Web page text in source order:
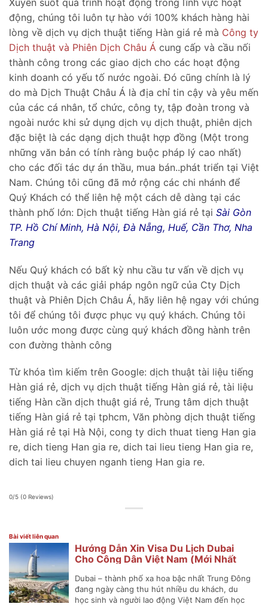
động, chúng tôi luôn tự hào với 100% khách hàng hài
lòng về dịch vụ dịch thuật tiếng Hàn giá rẻ mà Công ty
Dịch thuật và Phiên Dịch Châu Á cung cấp và cầu nối
thành công trong các giao dịch cho các hoạt động
kinh doanh có yếu tố nước ngoài. Đó cũng chính là lý
do mà Dịch Thuật Châu Á là địa chỉ tin cậy và yêu mến
của các cá nhân, tổ chức, công ty, tập đoàn trong và
ngoài nước khi sử dụng dịch vụ dịch thuật, phiên dịch
đặc biệt là các dạng dịch thuật hợp đồng (Một trong
những văn bản có tính ràng buộc pháp lý cao nhất)
cho các đối tác dự án thầu, mua bán..phát triển tại Việt
Nam. Chúng tôi cũng đã mở rộng các chi nhánh để
Quý Khách có thể liên hệ một cách dễ dàng tại các
thành phố lớn: Dịch thuật tiếng Hàn giá rẻ tại Sài Gòn
TP. Hồ Chí Minh, Hà Nội, Đà Nẵng, Huế, Cần Thơ, Nha
Trang
Nếu Quý khách có bất kỳ nhu cầu tư vấn về dịch vụ
dịch thuật và các giải pháp ngôn ngữ của Cty Dịch
thuật và Phiên Dịch Châu Á, hãy liên hệ ngay với chúng
tôi để chúng tôi được phục vụ quý khách. Chúng tôi
luôn ước mong được cùng quý khách đồng hành trên
con đường thành công
Từ khóa tìm kiếm trên Google: dịch thuật tài liệu tiếng
Hàn giá rẻ, dịch vụ dịch thuật tiếng Hàn giá rẻ, tài liệu
tiếng Hàn cần dịch thuật giá rẻ, Trung tâm dịch thuật
tiếng Hàn giá rẻ tại tphcm, Văn phòng dịch thuật tiếng
Hàn giá rẻ tại Hà Nội, cong ty dich thuat tieng Han gia
re, dich tieng Han gia re, dich tai lieu tieng Han gia re,
dich tai lieu chuyen nganh tieng Han gia re.
0/5 (0 Reviews)
Bài viết liên quan
Hướng Dẫn Xin Visa Du Lịch Dubai
Cho Công Dân Việt Nam (Mới Nhất
Dubai – thành phố xa hoa bậc nhất Trung Đông
đang ngày càng thu hút nhiều du khách, du
học sinh và người lao động Việt Nam đến học